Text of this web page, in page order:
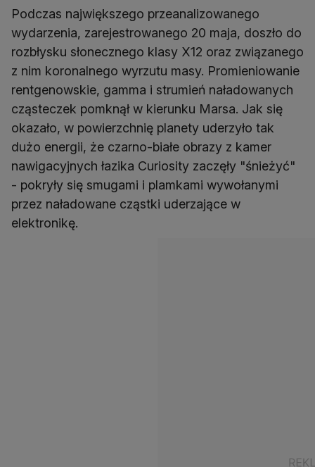
Podczas największego przeanalizowanego
wydarzenia, zarejestrowanego 20 maja, doszło do
rozbłysku słonecznego klasy X12 oraz związanego
z nim koronalnego wyrzutu masy. Promieniowanie
rentgenowskie, gamma i strumień naładowanych
cząsteczek pomknął w kierunku Marsa. Jak się
okazało, w powierzchnię planety uderzyło tak
dużo energii, że czarno-białe obrazy z kamer
nawigacyjnych łazika Curiosity zaczęły "śnieżyć"
- pokryły się smugami i plamkami wywołanymi
przez naładowane cząstki uderzające w
elektronikę.